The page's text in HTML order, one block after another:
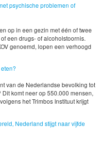
psychische problemen of
op in een gezin met één of twee
een drugs- of alcoholstoornis.
genoemd, lopen een verhoogd
van de Nederlandse bevolking tot
komt neer op 550.000 mensen,
het Trimbos Instituut krijgt
Nederland stijgt naar vijfde